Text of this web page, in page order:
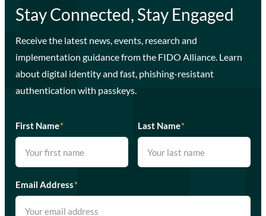
Stay Connected, Stay Engaged
Receive the latest news, events, research and
implementation guidance from the FIDO Alliance. Learn
about digital identity and fast, phishing-resistant
authentication with passkeys.
First Name* Last Name*
Email Address*